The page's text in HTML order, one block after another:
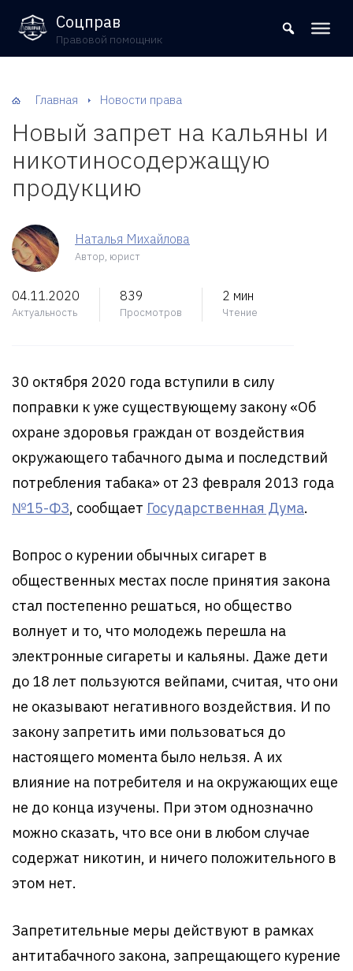
8 (800) 302-09-37
Соцправ
Правовой помощник
Главная Новости права
Новый запрет на кальяны и
никотиносодержащую
продукцию
Наталья Михайлова
Автор, юрист
04.11.2020
Актуальность
839
Просмотров
2 мин
Чтение
30 октября 2020 года вступили в силу
поправки к уже существующему закону «Об
охране здоровья граждан от воздействия
окружающего табачного дыма и последствий
потребления табака» от 23 февраля 2013 года
№15-ФЗ, сообщает Государственная Дума.
Вопрос о курении обычных сигарет в
общественных местах после принятия закона
стал постепенно решаться, но общество
волнует и то, что молодежь перешла на
электронные сигареты и кальяны. Даже дети
до 18 лет пользуются вейпами, считая, что они
не оказывают негативного воздействия. И по
закону запретить ими пользоваться до
настоящего момента было нельзя. А их
влияние на потребителя и на окружающих еще
не до конца изучены. При этом однозначно
можно сказать, что все они в любом случае
содержат никотин, и ничего положительного в
этом нет.
Запретительные меры действуют в рамках
антитабачного закона, запрещающего курение